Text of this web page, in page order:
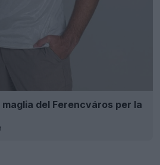
del Ferencváros per la